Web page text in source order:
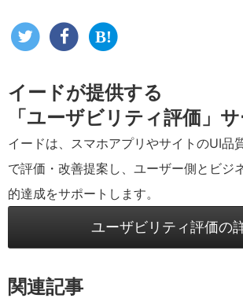
イードが提供する
「ユーザビリティ評価」
イードは、スマホアプリやサイトのUI品
で評価・改善提案し、ユーザー側とビジ
的達成をサポートします。
ユーザビリティ評価の
関連記事